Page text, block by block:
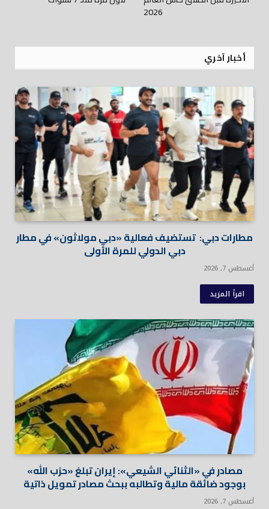
2026
أخبار آخري
مطارات دبي: تستضيف فعالية «دبي مولاثون» في مطار
دبي الدولي للمرة الأولى
أغسطس 7, 2026
اقرأ المزيد
مصادر في «الثنائي الشيعي»: إيران تبلغ «حزب الله»
بوجود ضائقة مالية وتطالبه ببحث مصادر تمويل ذاتية
أغسطس 7, 2026